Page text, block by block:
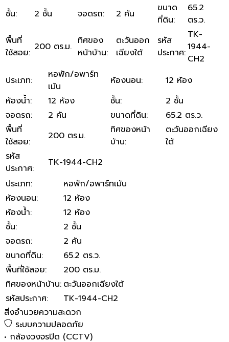
ชั้น: 2 ชั้น จอดรถ: 2 คัน
ขนาด
ที่ดิน:
65.2
ตร.ว.
พื้นที่
ใช้สอย: 200 ตร.ม. ทิศของ
หน้าบ้าน:
ตะวันออก
เฉียงใต้
รหัส
ประกาศ:
​TK-
1944-
CH2
ประเภท:
หอพัก/อพาร์ท
เม้น
ห้องนอน:
12 ห้อง
ห้องน้ำ: 12 ห้อง ชั้น:
2 ชั้น
จอดรถ: 2 คัน ขนาดที่ดิน:
65.2 ตร.ว.
พื้นที่
ใช้สอย: 200 ตร.ม.
ทิศของหน้า
บ้าน:
ตะวันออกเฉียง
ใต้
รหัส
ประกาศ:
​TK-1944-CH2
ประเภท:
หอพัก/อพาร์ทเม้น
ห้องนอน:
12 ห้อง
ห้องน้ำ:
12 ห้อง
ชั้น:
2 ชั้น
จอดรถ:
2 คัน
ขนาดที่ดิน:
65.2 ตร.ว.
พื้นที่ใช้สอย:
200 ตร.ม.
ทิศของหน้าบ้าน: ตะวันออกเฉียงใต้
รหัสประกาศ:
​TK-1944-CH2
สิ่งอำนวยความสะดวก
ระบบความปลอดภัย
• กล้องวงจรปิด (CCTV)